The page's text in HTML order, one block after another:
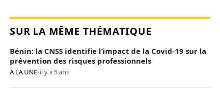
SUR LA MÊME THÉMATIQUE
Bénin: la CNSS identifie l’impact de la Covid-19 sur la
prévention des risques professionnels
A LA UNE•il y a 5 ans